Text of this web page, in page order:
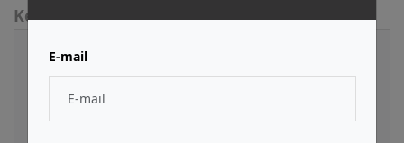
Kenmerken
De Kali Audio SM-8 vertegenwoordigt het summum
architectuur te combineren met topklasse
componenten en vakmanschap. Dit ontwerp zorgt
E-mail